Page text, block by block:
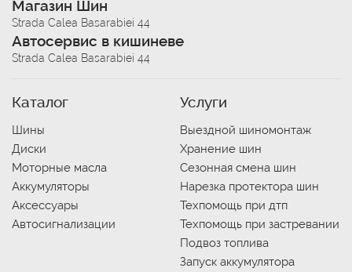
Магазин Шин
Strada Calea Basarabiei 44
Автосервис в кишиневе
Strada Calea Basarabiei 44
Каталог
Шины
Диски
Моторные масла
Аккумуляторы
Аксессуары
Автосигнализации
Услуги
Выездной шиномонтаж
Хранение шин
Сезонная смена шин
Нарезка протектора шин
Техпомощь при дтп
Техпомощь при застревании
Подвоз топлива
Запуск аккумулятора